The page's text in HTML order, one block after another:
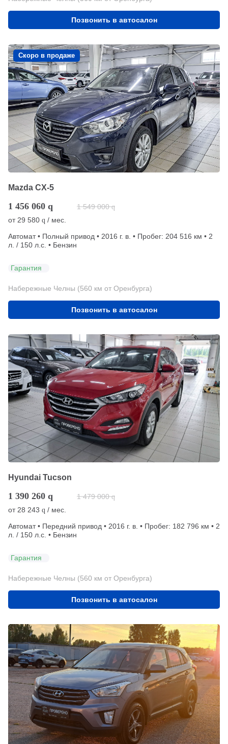
Позвонить в автосалон
Скоро в продаже
Mazda CX-5
1 456 060 q 1 549 000 q
от 29 580 q / мес.
Автомат • Полный привод • 2016 г. в. • Пробег: 204 516 км • 2
л. / 150 л.с. • Бензин
Гарантия
Набережные Челны (560 км от Оренбурга)
Позвонить в автосалон
Hyundai Tucson
1 390 260 q 1 479 000 q
от 28 243 q / мес.
Автомат • Передний привод • 2016 г. в. • Пробег: 182 796 км • 2
л. / 150 л.с. • Бензин
Гарантия
Набережные Челны (560 км от Оренбурга)
Позвонить в автосалон